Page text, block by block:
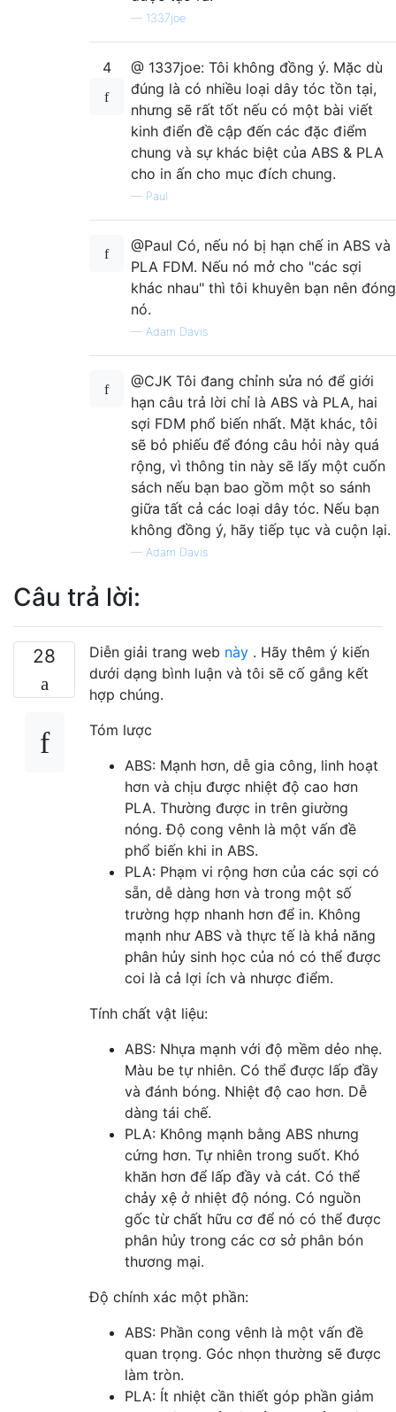
— 1337joe
4
@ 1337joe: Tôi không đồng ý. Mặc dù
đúng là có nhiều loại dây tóc tồn tại,
nhưng sẽ rất tốt nếu có một bài viết
kinh điển đề cập đến các đặc điểm
chung và sự khác biệt của ABS & PLA
cho in ấn cho mục đích chung.
— Paul
@Paul Có, nếu nó bị hạn chế in ABS và
PLA FDM. Nếu nó mở cho "các sợi
khác nhau" thì tôi khuyên bạn nên đóng
nó.
— Adam Davis
@CJK Tôi đang chỉnh sửa nó để giới
hạn câu trả lời chỉ là ABS và PLA, hai
sợi FDM phổ biến nhất. Mặt khác, tôi
sẽ bỏ phiếu để đóng câu hỏi này quá
rộng, vì thông tin này sẽ lấy một cuốn
sách nếu bạn bao gồm một so sánh
giữa tất cả các loại dây tóc. Nếu bạn
không đồng ý, hãy tiếp tục và cuộn lại.
— Adam Davis
Câu trả lời:
28 Diễn giải trang web này . Hãy thêm ý kiến ​​
dưới dạng bình luận và tôi sẽ cố gắng kết
hợp chúng.
Tóm lược
ABS: Mạnh hơn, dễ gia công, linh hoạt
hơn và chịu được nhiệt độ cao hơn
PLA. Thường được in trên giường
nóng. Độ cong vênh là một vấn đề
phổ biến khi in ABS.
PLA: Phạm vi rộng hơn của các sợi có
sẵn, dễ dàng hơn và trong một số
trường hợp nhanh hơn để in. Không
mạnh như ABS và thực tế là khả năng
phân hủy sinh học của nó có thể được
coi là cả lợi ích và nhược điểm.
Tính chất vật liệu:
ABS: Nhựa mạnh với độ mềm dẻo nhẹ.
Màu be tự nhiên. Có thể được lấp đầy
và đánh bóng. Nhiệt độ cao hơn. Dễ
dàng tái chế.
PLA: Không mạnh bằng ABS nhưng
cứng hơn. Tự nhiên trong suốt. Khó
khăn hơn để lấp đầy và cát. Có thể
chảy xệ ở nhiệt độ nóng. Có nguồn
gốc từ chất hữu cơ để nó có thể được
phân hủy trong các cơ sở phân bón
thương mại.
Độ chính xác một phần:
ABS: Phần cong vênh là một vấn đề
quan trọng. Góc nhọn thường sẽ được
làm tròn.
PLA: Ít nhiệt cần thiết góp phần giảm